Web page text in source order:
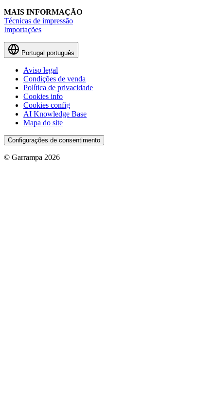
MAIS INFORMAÇÃO
Técnicas de impressão
Importações
Portugal português
Aviso legal
Condições de venda
Política de privacidade
Cookies info
Cookies config
AI Knowledge Base
Mapa do site
Configurações de consentimento
© Garrampa 2026